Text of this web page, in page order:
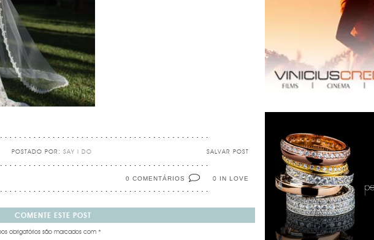
SALVAR POST
POSTADO POR: SAY I DO
0 IN LOVE
0 COMENTÁRIOS
COMENTE ESTE POST
obrigatórios são marcados com *